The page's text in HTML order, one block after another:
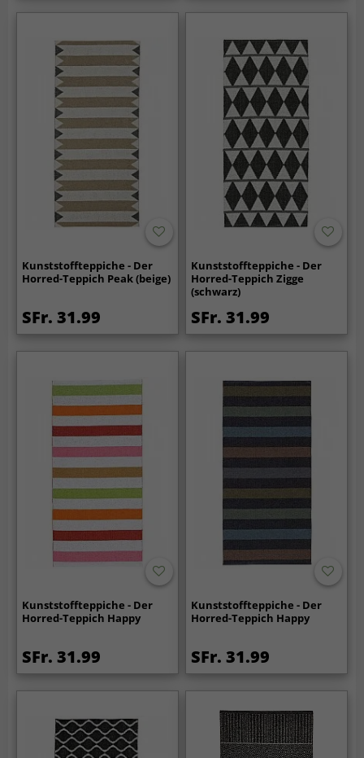
Kunststoffteppiche - Der
Horred-Teppich Peak (beige)
SFr. 31.99
Kunststoffteppiche - Der
Horred-Teppich Zigge
(schwarz)
SFr. 31.99
Kunststoffteppiche - Der
Horred-Teppich Happy
SFr. 31.99
Kunststoffteppiche - Der
Horred-Teppich Happy
SFr. 31.99